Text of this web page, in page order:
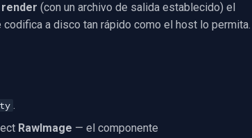
render (con un archivo de salida establecido) el
a disco tan rápido como el host lo permita.
.
RawImage — el componente